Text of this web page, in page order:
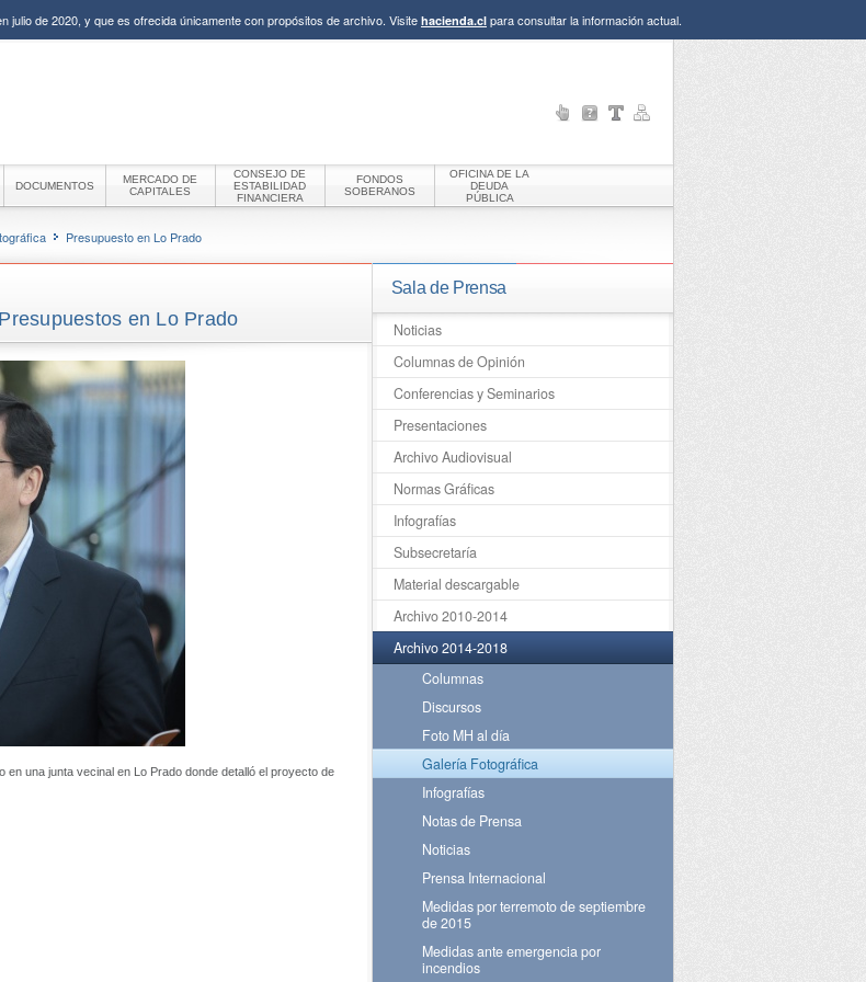
de 2020, y que es ofrecida únicamente con propósitos de archivo. Visite hacienda.cl para consultar la información actual.
DOCUMENTOS
MERCADO DE
CAPITALES
CONSEJO DE
ESTABILIDAD
FINANCIERA
FONDOS
SOBERANOS
OFICINA DE LA
DEUDA
PÚBLICA
Presupuesto en Lo Prado
Sala de Prensa
Noticias
Columnas de Opinión
Conferencias y Seminarios
Presentaciones
Archivo Audiovisual
Normas Gráficas
Infografías
Subsecretaría
Material descargable
Archivo 2010-2014
Archivo 2014-2018
Columnas
Discursos
Foto MH al día
Galería Fotográfica
Infografías
Notas de Prensa
Noticias
Prensa Internacional
Medidas por terremoto de septiembre
de 2015
Medidas ante emergencia por
incendios
en Lo Prado
una junta vecinal en Lo Prado donde detalló el proyecto de